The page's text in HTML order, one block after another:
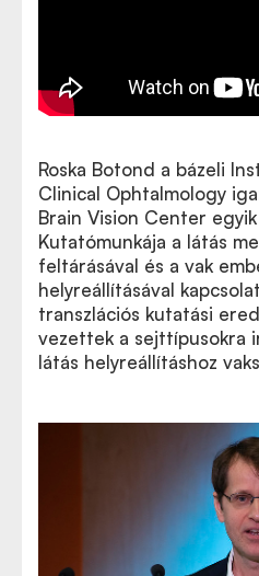
Roska Botond a bázeli
Clinical Ophtalmology
Brain Vision Center
Kutatómunkája a látás
feltárásával és a vak
helyreállításával
transzlációs kutatási
vezettek a sejttípusokra
látás helyreállításhoz